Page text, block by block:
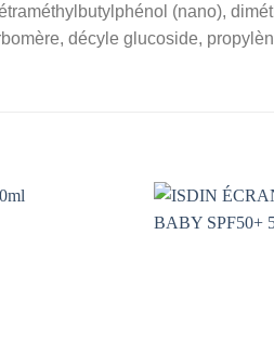
(nano),
décyle glucoside,